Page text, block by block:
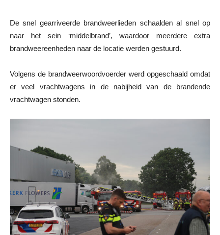
De snel gearriveerde brandweerlieden schaalden al snel op
naar het sein ‘middelbrand’, waardoor meerdere extra
brandweereenheden naar de locatie werden gestuurd.
Volgens de brandweerwoordvoerder werd opgeschaald omdat
er veel vrachtwagens in de nabijheid van de brandende
vrachtwagen stonden.